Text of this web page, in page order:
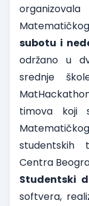
subotu i
održano u
srednje
timova koji
studentskih
Centra
Studentski
softvera,